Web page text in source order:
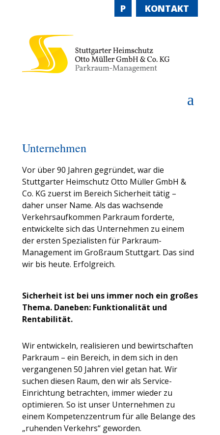
P KONTAKT
a
Unternehmen
Vor über 90 Jahren gegründet, war die
Stuttgarter Heimschutz Otto Müller GmbH &
Co. KG zuerst im Bereich Sicherheit tätig –
daher unser Name. Als das wachsende
Verkehrsaufkommen Parkraum forderte,
entwickelte sich das Unternehmen zu einem
der ersten Spezialisten für Parkraum-
Management im Großraum Stuttgart. Das sind
wir bis heute. Erfolgreich.
Sicherheit ist bei uns immer noch ein großes
Thema. Daneben: Funktionalität und
Rentabilität.
Wir entwickeln, realisieren und bewirtschaften
Parkraum – ein Bereich, in dem sich in den
vergangenen 50 Jahren viel getan hat. Wir
suchen diesen Raum, den wir als Service-
Einrichtung betrachten, immer wieder zu
optimieren. So ist unser Unternehmen zu
einem Kompetenzzentrum für alle Belange des
„ruhenden Verkehrs“ geworden.